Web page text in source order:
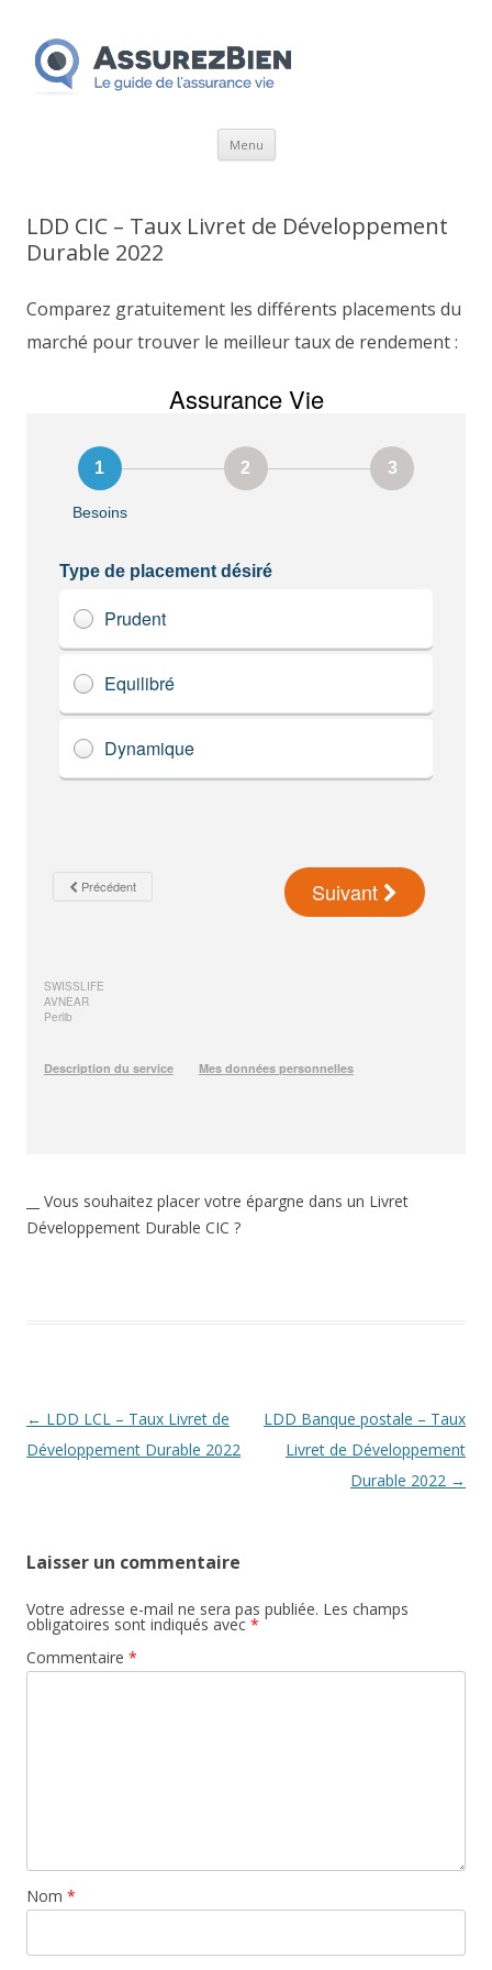
Menu Aller
LDD CIC – Taux Livret de Développement
Durable 2022
Comparez gratuitement les différents placements du
marché pour trouver le meilleur taux de rendement :
__ Vous souhaitez placer votre épargne dans un Livret
Développement Durable CIC ?
Navigation
des
← LDD LCL – Taux Livret de
Développement Durable 2022
LDD Banque postale – Taux
Livret de Développement
Durable 2022 →
Laisser un commentaire
Votre adresse e-mail ne sera pas publiée. Les champs
obligatoires sont indiqués avec *
Commentaire *
Nom *